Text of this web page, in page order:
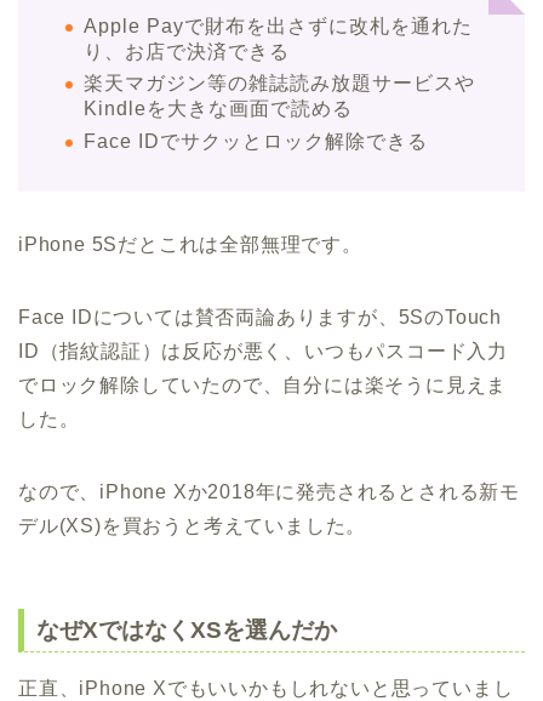
Apple Payで財布を出さずに改札を通れた
り、お店で決済できる
楽天マガジン等の雑誌読み放題サービスや
Kindleを大きな画面で読める
Face IDでサクッとロック解除できる
iPhone 5Sだとこれは全部無理です。
Face IDについては賛否両論ありますが、5SのTouch
ID（指紋認証）は反応が悪く、いつもパスコード入力
でロック解除していたので、自分には楽そうに見えま
した。
なので、iPhone Xか2018年に発売されるとされる新モ
デル(XS)を買おうと考えていました。
なぜXではなくXSを選んだか
正直、iPhone Xでもいいかもしれないと思っていまし